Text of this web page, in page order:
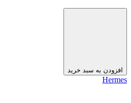
افزودن به سبد خرید
Hermes